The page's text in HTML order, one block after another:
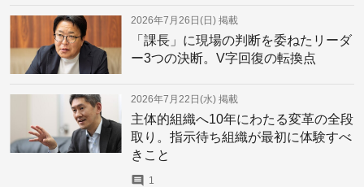
「課長」に現場の判断を委ねたリーダ
ー3つの決断。V字回復の転換点
2026年7月26日(日) 掲載
主体的組織へ10年にわたる変革の全段
取り。指示待ち組織が最初に体験すべ
きこと
1
2026年7月22日(水) 掲載